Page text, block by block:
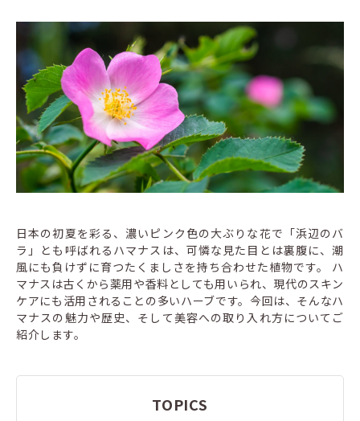
日本の初夏を彩る、濃いピンク色の大ぶりな花で「浜辺のバ
ラ」とも呼ばれるハマナスは、可憐な見た目とは裏腹に、潮
風にも負けずに育つたくましさを持ち合わせた植物です。 ハ
マナスは古くから薬用や香料としても用いられ、現代のスキン
ケアにも活用されることの多いハーブです。今回は、そんなハ
マナスの魅力や歴史、そして美容への取り入れ方についてご
紹介します。
TOPICS